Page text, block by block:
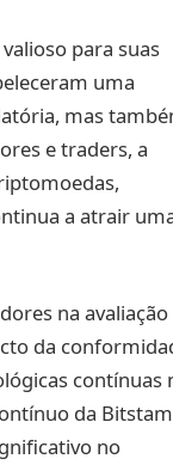
para suas
uma
mas
e traders, a
a atrair
na avaliação
da
contínuas
da
no